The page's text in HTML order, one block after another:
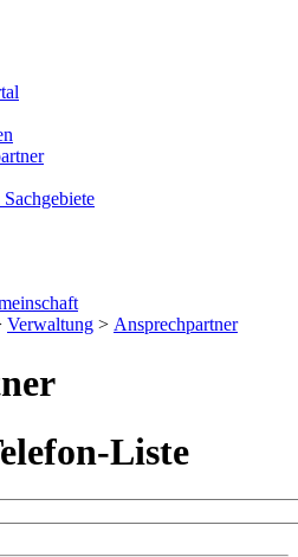
Verwaltung > Ansprechpartner
Liste